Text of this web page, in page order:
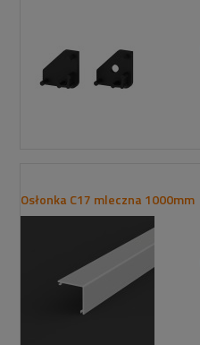
Osłonka C17 mleczna 1000mm